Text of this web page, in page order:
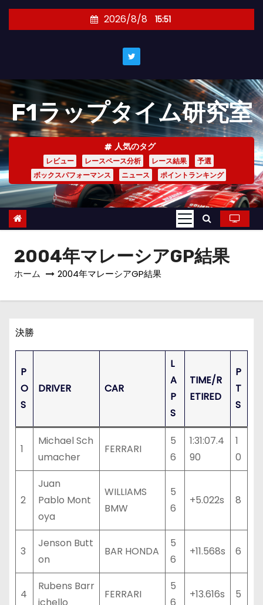
キ
ッ
プ
2026/8/8 15:51
F1ラップタイム研究室
人気のタグ
レビュー レースペース分析 レース結果
予選
ボックスパフォーマンス
ニュース ポイントランキング
2004年マレーシアGP結果
ホーム 2004年マレーシアGP結果
決勝
P
O
S
DRIVER CAR
L
A
P
S
TIME/R
ETIRED
P
T
S
1
Michael Sch
umacher
FERRARI
5
6
1:31:07.4
90
1
0
2
Juan
Pablo Mont
oya
WILLIAMS
BMW
5
6
+5.022s 8
3
Jenson Butt
on
BAR HONDA
5
6
+11.568s 6
4
Rubens Barr
FERRARI
5
+13.616s 5